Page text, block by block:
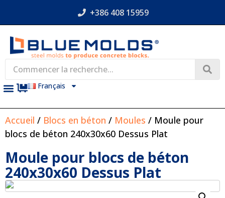
+386 408 15959
Français
Accueil / Blocs en béton / Moules / Moule pour
blocs de béton 240x30x60 Dessus Plat
Moule pour blocs de béton
240x30x60 Dessus Plat